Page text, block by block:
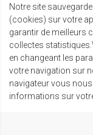
Notre site
(cookies) sur votre
garantir de meilleurs
collectes
en changeant les
votre navigation sur
navigateur vous
informations sur votre